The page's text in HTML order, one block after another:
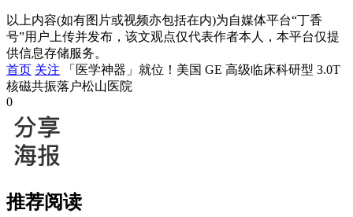
以上内容(如有图片或视频亦包括在内)为自媒体平台“丁香
号”用户上传并发布，该文观点仅代表作者本人，本平台仅提
供信息存储服务。
首页 关注
「医学神器」就位！美国 GE 高级临床科研型 3.0T
核磁共振落户松山医院
0
推荐阅读